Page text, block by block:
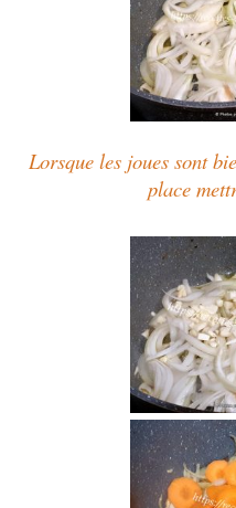
Lorsque les joues sont
place